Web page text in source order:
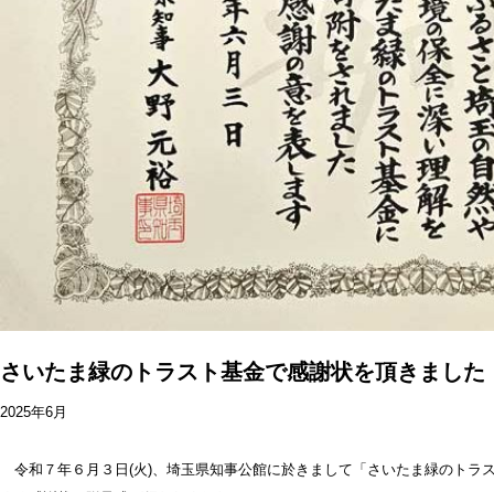
さいたま緑のトラスト基金で感謝状を頂きました
2025年6月
令和７年６月３日(火)、埼玉県知事公館に於きまして「さいたま緑のトラ